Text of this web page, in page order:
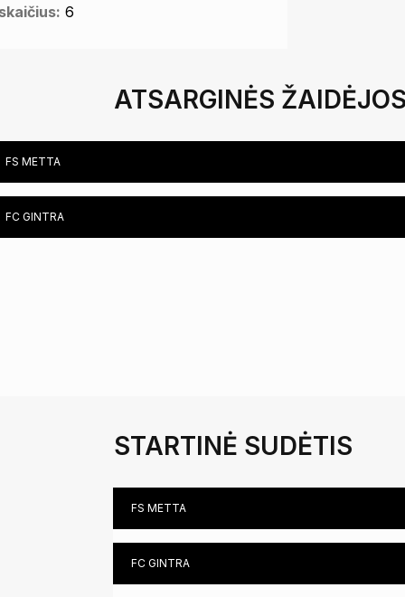
6
ATSARGINĖS
FS METTA
FC GINTRA
STARTINĖ SUDĖTIS
FS METTA
FC GINTRA